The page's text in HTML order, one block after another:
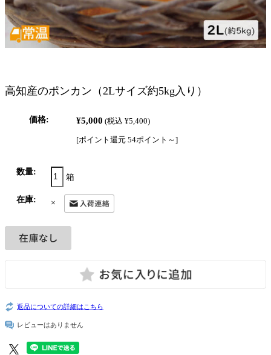
高知産のポンカン（2Lサイズ約5kg入り）
価格: ¥5,000 (税込 ¥5,400)
[ポイント還元 54ポイント～]
数量:
箱
在庫: ×
返品についての詳細はこちら
レビューはありません